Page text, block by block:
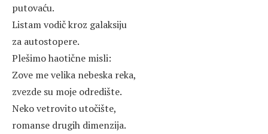
putovaću.
Listam vodič kroz galaksiju
za autostopere.
Plešimo haotične misli:
Zove me velika nebeska reka,
zvezde su moje odredište.
Neko vetrovito utočište,
romanse drugih dimenzija.